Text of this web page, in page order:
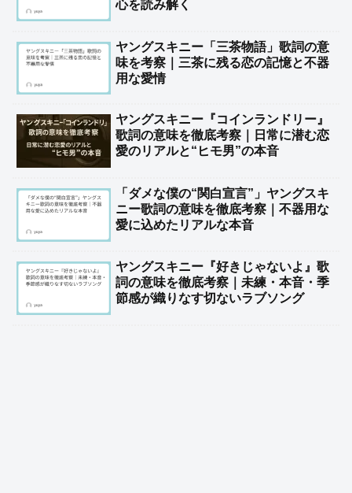
心を読み解く
ヤングスキニー「三茶物語」歌詞の意
味を考察｜三茶に残る恋の記憶と不器
用な愛情
ヤングスキニー『コインランドリー』
歌詞の意味を徹底考察｜日常に潜む恋
愛のリアルと“ヒモ男”の本音
「ダメな僕の“関白宣言”」ヤングスキ
ニー歌詞の意味を徹底考察｜不器用な
愛に込めたリアルな本音
ヤングスキニー『好きじゃないよ』歌
詞の意味を徹底考察｜未練・本音・季
節感が織りなす切ないラブソング